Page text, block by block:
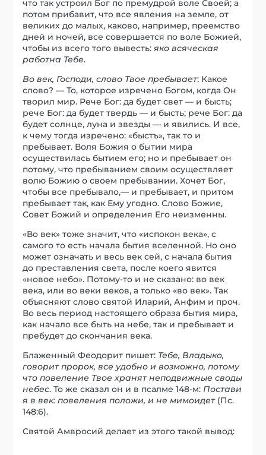
что так устроил Бог по премудрой воле Своей; а
потом прибавит, что все явления на земле, от
великих до малых, каково, например, преемство
дней и ночей, все совершается по воле Божией,
чтобы из всего того вывесть:яко всяческая
работна Тебе.
Во век, Господи, слово Твое пребывает: Какое
слово? — То, которое изречено Богом, когда Он
творил мир. Рече Бог: да будет свет — и бысть;
рече Бог: да будет твердь — и бысть; рече Бог: да
будет солнце, луна и звезды — и явились. И все,
к чему тогда изречено: «быстъ», так то и
пребывает. Воля Божия о бытии мира
осуществилась бытием его; но и пребывает он
потому, что пребыванием своим осуществляет
волю Божию о своем пребывании. Хочет Бог,
чтобы все пребывало,— и пребывает, и притом
пребывает так, как Ему угодно. Слово Божие,
Совет Божий и определения Его неизменны.
«Во век» тоже значит, что «испокон века», с
самого то есть начала бытия вселенной. Но оно
может означать и весь век сей, с начала бытия
до преставления света, после коего явится
«новое небо». Потому-то и не сказано: во век
века, или во веки веков, а только «во век». Так
объясняют слово святой Иларий, Анфим и проч.
Во весь период настоящего образа бытия мира,
как начало все быть на небе, так и пребывает и
пребудет до скончания века.
Блаженный Феодорит пишет: Тебе, Владыко,
говорит пророк, все удобно и возможно, потому
что повеление Твое хранят неподвижные своды
небес. То же сказал он и в псалме 148-м: Постави
я в век: повеления положи, и не мимоидет(Пс.
148:6).
Святой Амвросий делает из этого такой вывод: